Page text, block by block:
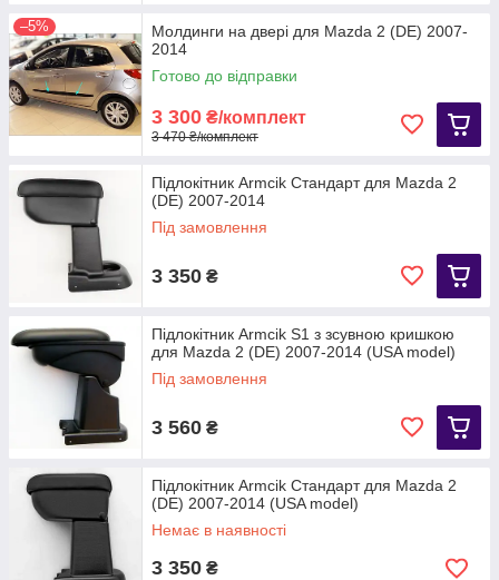
–5%
Молдинги на двері для Mazda 2 (DE) 2007-
2014
Готово до відправки
3 300 ₴/комплект
3 470 ₴/комплект
Підлокітник Armcik Стандарт для Mazda 2
(DE) 2007-2014
Під замовлення
3 350 ₴
Підлокітник Armcik S1 з зсувною кришкою
для Mazda 2 (DE) 2007-2014 (USA model)
Під замовлення
3 560 ₴
Підлокітник Armcik Стандарт для Mazda 2
(DE) 2007-2014 (USA model)
Немає в наявності
3 350 ₴